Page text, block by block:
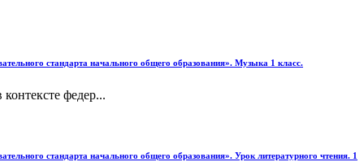
стандарта начального общего образования». Музыка 1 класс.
федер...
стандарта начального общего образования». Урок литературного чтения. 1